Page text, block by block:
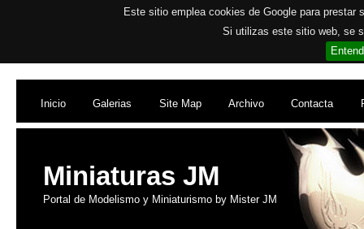
Este sitio emplea cookies de Google para
Si utilizas este sitio web, se
Inicio Galerias Site Map Archivo Contacta
Miniaturas JM
Portal de Modelismo y Miniaturismo by Mister JM